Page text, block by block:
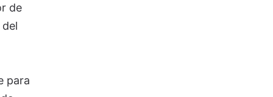
de
para